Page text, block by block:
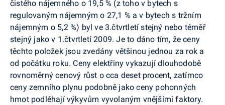
čistého nájemného o 19,5 % (z toho v bytech s
regulovaným nájemným o 27,1 % a v bytech s tržním
nájemným o 5,2 %) byl ve 3.čtvrtletí stejný nebo téměř
stejný jako v 1.čtvrtletí 2009. Je to dáno tím, že ceny
těchto položek jsou zvedány většinou jednou za rok a
od počátku roku. Ceny elektřiny vykazují dlouhodobě
rovnoměrný cenový růst o cca deset procent, zatímco
ceny zemního plynu podobně jako ceny pohonných
hmot podléhají výkyvům vyvolaným vnějšími faktory.